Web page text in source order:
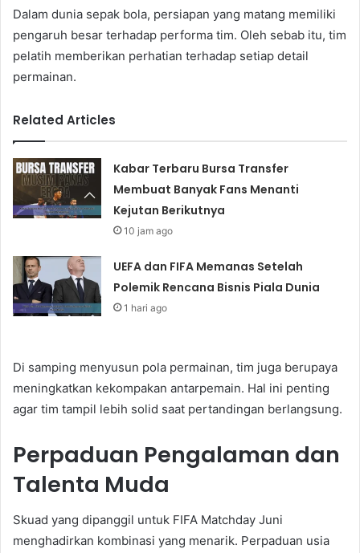
Dalam dunia sepak bola, persiapan yang matang memiliki
pengaruh besar terhadap performa tim. Oleh sebab itu, tim
pelatih memberikan perhatian terhadap setiap detail
permainan.
Related Articles
Kabar Terbaru Bursa Transfer
Membuat Banyak Fans Menanti
Kejutan Berikutnya
10 jam ago
UEFA dan FIFA Memanas Setelah
Polemik Rencana Bisnis Piala Dunia
1 hari ago
Di samping menyusun pola permainan, tim juga berupaya
meningkatkan kekompakan antarpemain. Hal ini penting
agar tim tampil lebih solid saat pertandingan berlangsung.
Perpaduan Pengalaman dan
Talenta Muda
Skuad yang dipanggil untuk FIFA Matchday Juni
menghadirkan kombinasi yang menarik. Perpaduan usia